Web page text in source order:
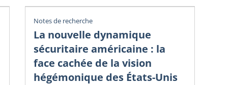
Notes de recherche
La nouvelle dynamique
sécuritaire américaine : la
face cachée de la vision
hégémonique des États-Unis